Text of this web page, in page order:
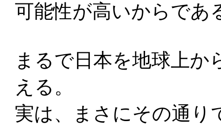
可能性が高いからであ
まるで日本を地球上か
える。
実は、まさにその通り